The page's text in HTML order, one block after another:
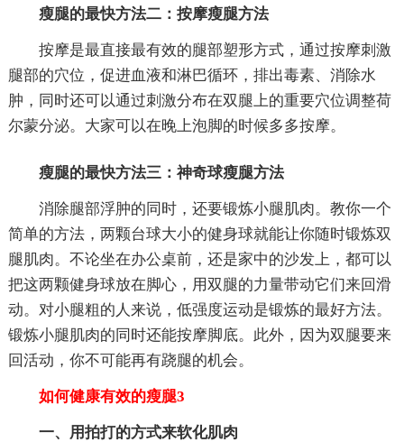
瘦腿的最快方法二：按摩瘦腿方法
按摩是最直接最有效的腿部塑形方式，通过按摩刺激
腿部的穴位，促进血液和淋巴循环，排出毒素、消除水
肿，同时还可以通过刺激分布在双腿上的重要穴位调整荷
尔蒙分泌。大家可以在晚上泡脚的时候多多按摩。
瘦腿的最快方法三：神奇球瘦腿方法
消除腿部浮肿的同时，还要锻炼小腿肌肉。教你一个
简单的方法，两颗台球大小的健身球就能让你随时锻炼双
腿肌肉。不论坐在办公桌前，还是家中的沙发上，都可以
把这两颗健身球放在脚心，用双腿的力量带动它们来回滑
动。对小腿粗的人来说，低强度运动是锻炼的最好方法。
锻炼小腿肌肉的同时还能按摩脚底。此外，因为双腿要来
回活动，你不可能再有跷腿的机会。
如何健康有效的瘦腿3
一、用拍打的方式来软化肌肉